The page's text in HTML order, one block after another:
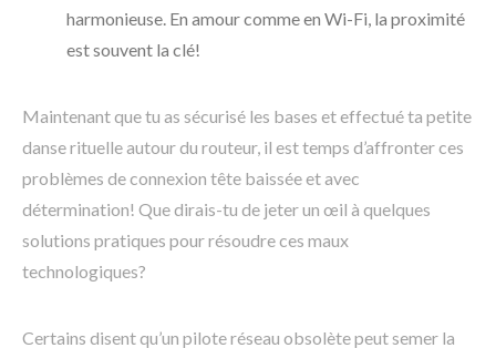
harmonieuse. En amour comme en Wi-Fi, la proximité
est souvent la clé!
Maintenant que tu as sécurisé les bases et effectué ta petite
danse rituelle autour du routeur, il est temps d’affronter ces
problèmes de connexion tête baissée et avec
détermination! Que dirais-tu de jeter un œil à quelques
solutions pratiques pour résoudre ces maux
technologiques?
Certains disent qu’un pilote réseau obsolète peut semer la